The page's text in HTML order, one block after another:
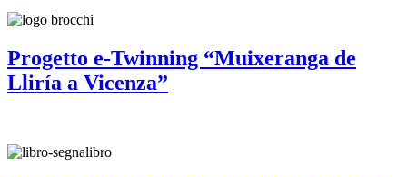
Progetto e-Twinning “Muixeranga de
Lliría a Vicenza”